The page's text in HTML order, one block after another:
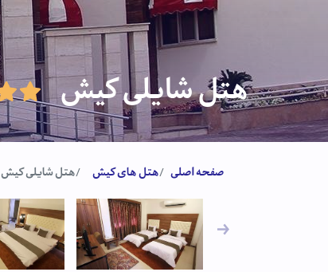
هتل شایلی کیش
صفحه اصلی هتل های کیش هتل شایلی کیش